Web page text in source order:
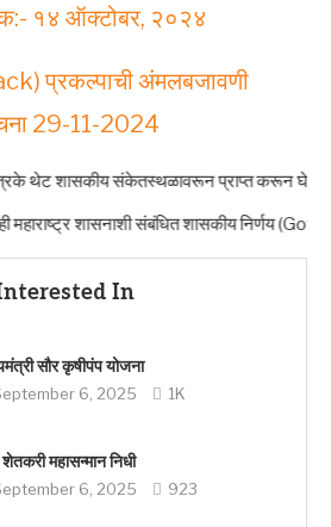
१४ ऑक्टोबर, २०२४
प्रकल्पाची अंमलबजावणी
29-11-2024
थेट शासकीय संकेतस्थळावरून प्राप्त करून घेतलेली
शासनाशी संबंधित शासकीय निर्णय
In
सौर कृषीपंप योजना
6, 2025 1K
महासन्मान निधी
6, 2025 923